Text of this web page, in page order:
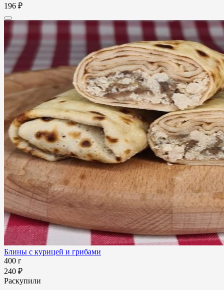
196 ₽
Блины с курицей и грибами
400 г
240 ₽
Раскупили